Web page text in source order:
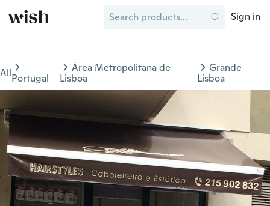
Sign in
AllPortugal
Área Metropolitana de
Lisboa
Grande
Lisboa